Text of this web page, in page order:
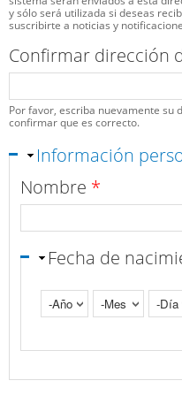
y sólo será utilizada si deseas
suscribirte a noticias y
Confirmar dirección
Por favor, escriba nuevamente su
confirmar que es correcto.
Ocultar
Información
Nombre *
Fecha de
Año
Mes Día